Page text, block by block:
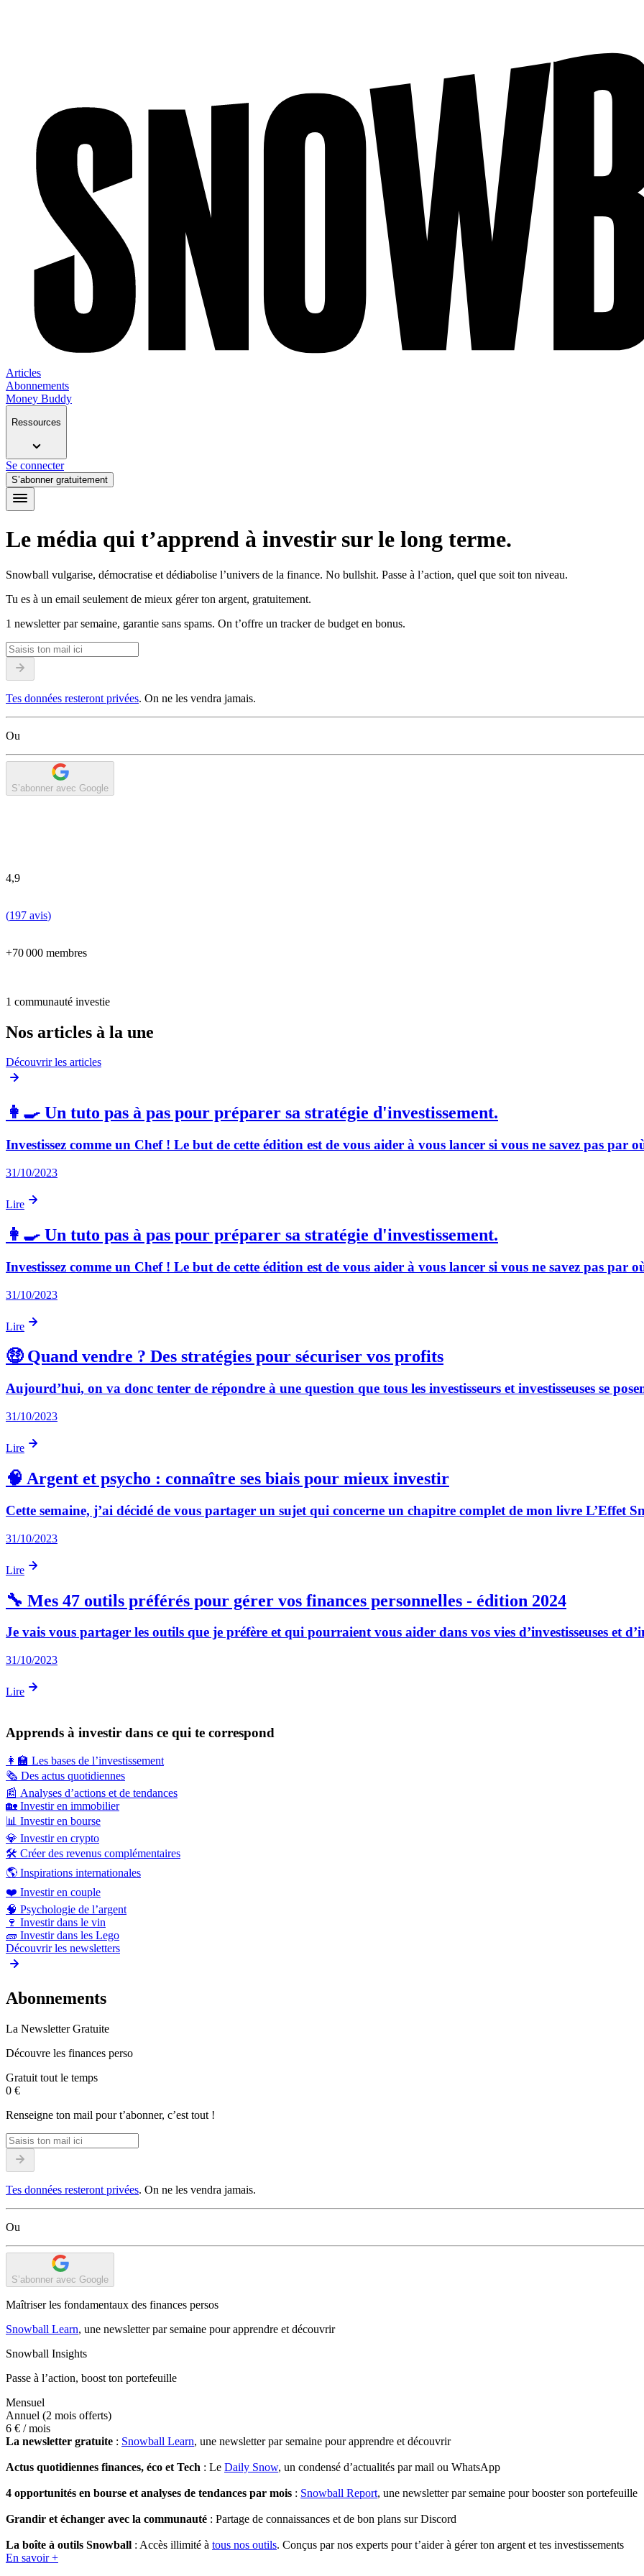
Articles
Abonnements
Money Buddy
Ressources
Se connecter
S’abonner gratuitement
Le média qui t’apprend à investir sur le long terme.
Snowball vulgarise, démocratise et dédiabolise l’univers de la finance. No bullshit. Passe à l’action, quel que soit ton niveau.
Tu es à un email seulement de mieux gérer ton argent, gratuitement.
1 newsletter par semaine, garantie sans spams. On t’offre un tracker de budget en bonus.
Tes données resteront privées. On ne les vendra jamais.
Ou
S’abonner avec Google
4,9
(197 avis)
+70 000 membres
1 communauté investie
Nos articles à la une
Découvrir les articles
👩‍🍳 Un tuto pas à pas pour préparer sa stratégie d'investissement.
Investissez comme un Chef ! Le but de cette édition est de vous aider à vous lancer si vous ne savez pas par
31/10/2023
Lire
👩‍🍳 Un tuto pas à pas pour préparer sa stratégie d'investissement.
Investissez comme un Chef ! Le but de cette édition est de vous aider à vous lancer si vous ne savez pas par
31/10/2023
Lire
🤑 Quand vendre ? Des stratégies pour sécuriser vos profits
Aujourd’hui, on va donc tenter de répondre à une question que tous les investisseurs et investisseuses se
31/10/2023
Lire
🧠 Argent et psycho : connaître ses biais pour mieux investir
Cette semaine, j’ai décidé de vous partager un sujet qui concerne un chapitre complet de mon livre L’Effet
31/10/2023
Lire
🔧 Mes 47 outils préférés pour gérer vos finances personnelles - édition 2024
Je vais vous partager les outils que je préfère et qui pourraient vous aider dans vos vies d’investisseuses et
31/10/2023
Lire
Apprends à investir dans ce qui te correspond
👩‍🏫 Les bases de l’investissement
🗞️ Des actus quotidiennes
📰 Analyses d’actions et de tendances
🏡 Investir en immobilier
📊 Investir en bourse
💎 Investir en crypto
🛠️ Créer des revenus complémentaires
🌎 Inspirations internationales
❤️ Investir en couple
🧠 Psychologie de l’argent
🍷 Investir dans le vin
🧱 Investir dans les Lego
Découvrir les newsletters
Abonnements
La Newsletter Gratuite
Découvre les finances perso
Gratuit tout le temps
0 €
Renseigne ton mail pour t’abonner, c’est tout !
Tes données resteront privées. On ne les vendra jamais.
Ou
S’abonner avec Google
Maîtriser les fondamentaux des finances persos
Snowball Learn, une newsletter par semaine pour apprendre et découvrir
Snowball Insights
Passe à l’action, boost ton portefeuille
Mensuel
Annuel (2 mois offerts)
6 € / mois
La newsletter gratuite : Snowball Learn, une newsletter par semaine pour apprendre et découvrir
Actus quotidiennes finances, éco et Tech : Le Daily Snow, un condensé d’actualités par mail ou WhatsApp
4 opportunités en bourse et analyses de tendances par mois : Snowball Report, une newsletter par semaine pour booster son portefeuille
Grandir et échanger avec la communauté : Partage de connaissances et de bon plans sur Discord
La boîte à outils Snowball : Accès illimité à tous nos outils. Conçus par nos experts pour t’aider à gérer ton argent et tes investissements
En savoir +